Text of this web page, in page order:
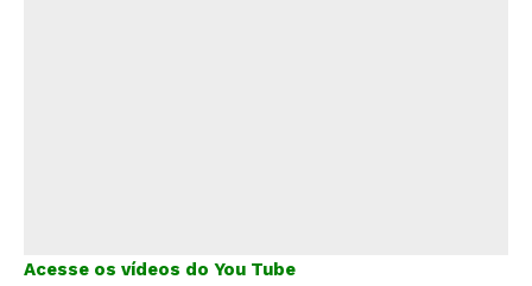
Acesse os vídeos do You Tube